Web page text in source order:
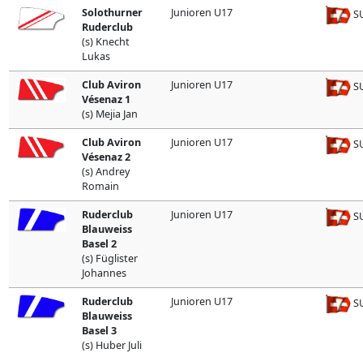
Solothurner
Ruderclub
(s) Knecht
Lukas
Junioren U17
Club Aviron
Vésenaz 1
(s) Mejia Jan
Junioren U17
Club Aviron
Vésenaz 2
(s) Andrey
Romain
Junioren U17
Ruderclub
Blauweiss
Basel 2
(s) Füglister
Johannes
Junioren U17
Ruderclub
Blauweiss
Basel 3
(s) Huber Juli
Junioren U17